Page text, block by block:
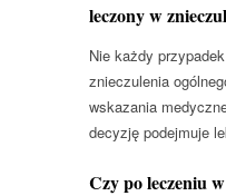
leczony w
Nie każdy
znieczulenia
wskazania
decyzję podejmuje
Czy po leczeniu